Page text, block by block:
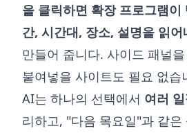
을 클릭하면 확장 프로그램이
간, 시간대, 장소, 설명을 읽어
만들어 줍니다. 사이드 패널
붙여넣을 사이트도 필요 없습
AI는 하나의 선택에서 여러 일
리하고, "다음 목요일"과 같